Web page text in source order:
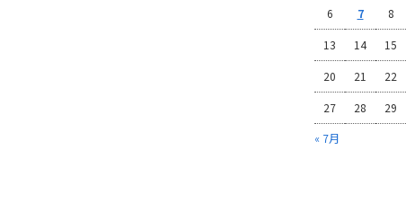
« 7月
6 7 8
13 14 15
20 21 22
27 28 29